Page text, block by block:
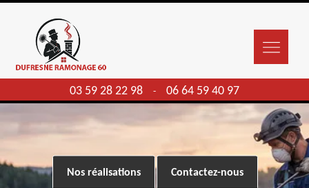
03 59 28 22 98 - 06 64 59 40 97
Nos réalisations Contactez-nous